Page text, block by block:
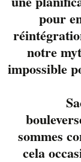
pour
pour
noble!
batteur
des
moins
l’aise
pour
notre
sommes
cela